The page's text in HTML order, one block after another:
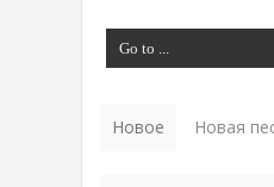
Новое Новая